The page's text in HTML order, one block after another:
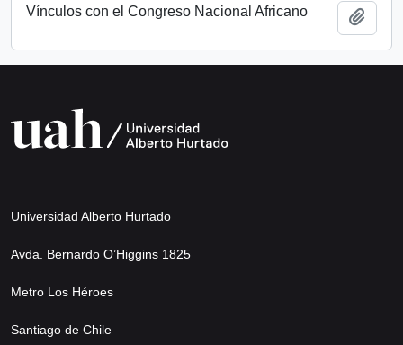
Vínculos con el Congreso Nacional Africano
Universidad Alberto Hurtado
Avda. Bernardo O’Higgins 1825
Metro Los Héroes
Santiago de Chile